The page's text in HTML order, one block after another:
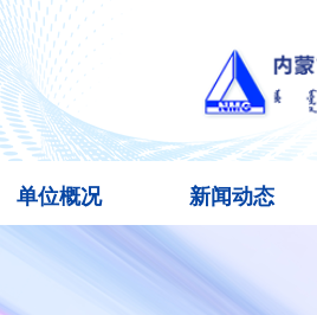
单位概况 新闻动态